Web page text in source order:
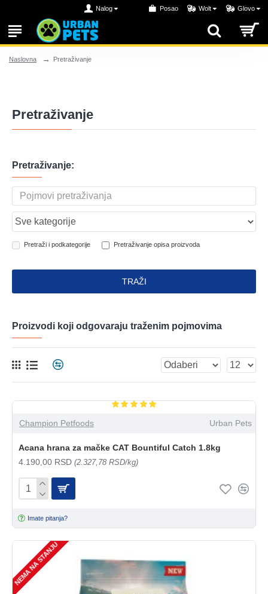
Nalog Posao Wolt Glovo
Naslovna Pretraživanje
Pretraživanje
Pretraživanje:
Pretraži i podkategorije Pretraživanje opisa proizvoda
TRAŽI
Proizvodi koji odgovaraju traženim pojmovima
Champion Petfoods Urban Pets
Acana hrana za mačke CAT Bountiful Catch 1.8kg
4.190,00 RSD (2.327,78 RSD/kg)
Imate pitanja?
NEMA NA STANJU